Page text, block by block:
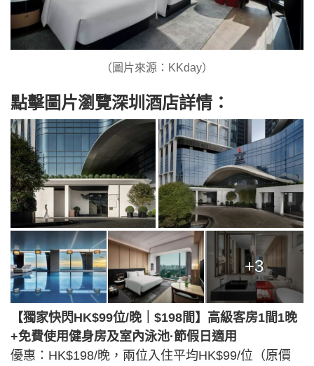
（圖片來源：KKday）
點擊圖片瀏覽深圳酒店詳情：
+3
【獨家快閃HK$99位/晚｜$198間】高級客房1間1晚
+免費使用健身房及室內泳池·節假日適用
優惠：HK$198/晚，兩位入住平均HK$99/位（原價